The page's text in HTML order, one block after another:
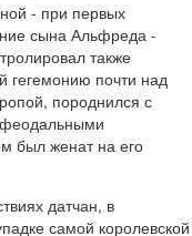
- при первых
сына Альфреда -
также
гегемонию почти над
породнился с
феодальными
был женат на его
датчан, в
самой королевской